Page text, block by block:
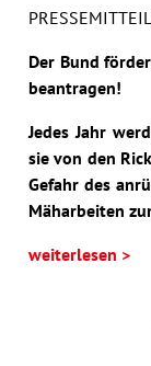
Der Bund
beantragen!
Jedes Jahr
sie von den
Gefahr des
Mäharbeiten
weiterlesen >